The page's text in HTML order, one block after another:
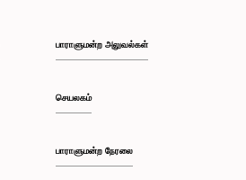
பாராளுமன்ற அலுவல்கள்
செயலகம்
பாராளுமன்ற நேரலை